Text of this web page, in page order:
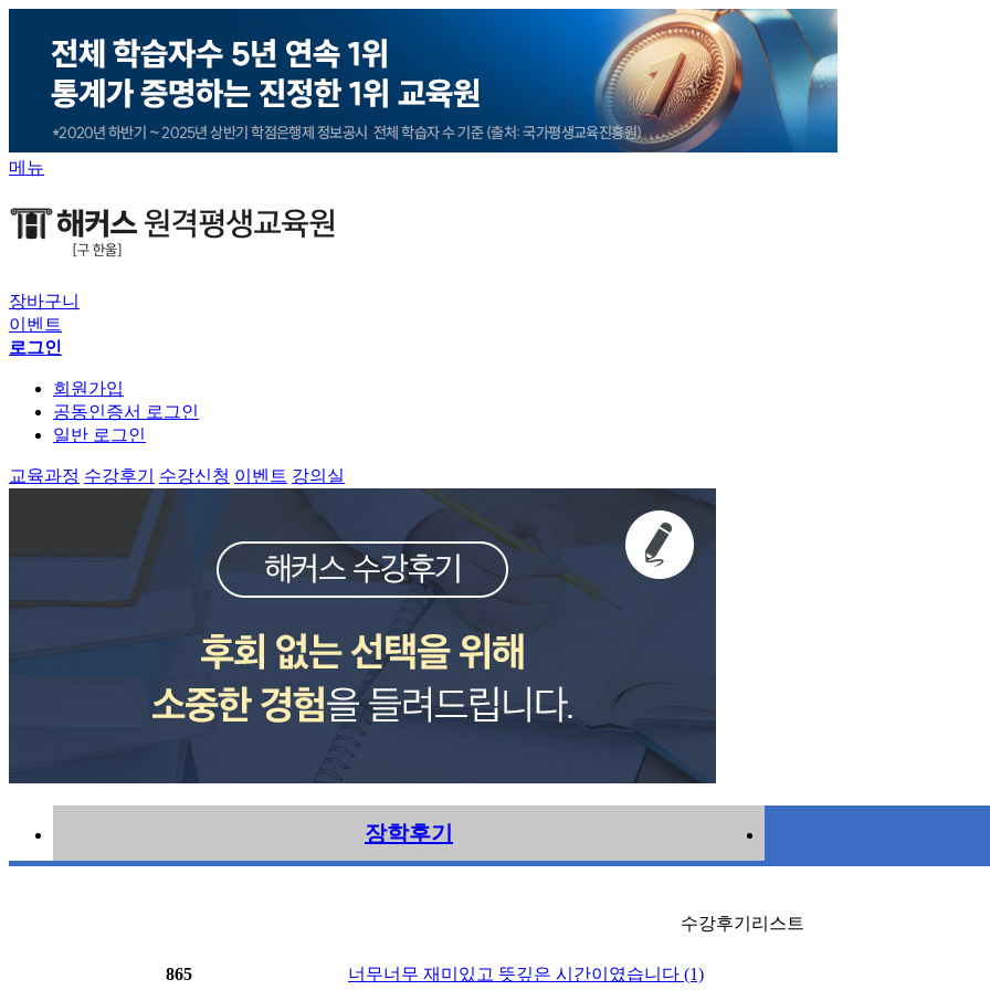
메뉴
장바구니
이벤트
로그인
회원가입
공동인증서 로그인
일반 로그인
교육과정 수강후기 수강신청 이벤트 강의실
장학후기
수강후기리스트
865 너무너무 재미있고 뜻깊은 시간이였습니다 (1)